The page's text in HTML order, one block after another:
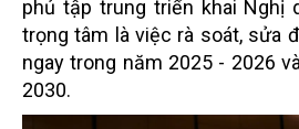
phủ tập trung triển khai Nghị
trọng tâm là việc rà soát, sửa
ngay trong năm 2025 - 2026
2030.